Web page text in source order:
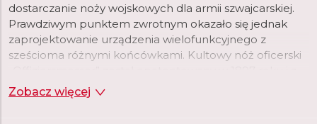
dostarczanie noży wojskowych dla armii szwajcarskiej.
Prawdziwym punktem zwrotnym okazało się jednak
zaprojektowanie urządzenia wielofunkcyjnego z
sześcioma różnymi końcówkami. Kultowy nóż oficerski
miejsca stając się wizytówką marki, pozwalając jej na
zaistnienie na rynkach światowych.
Zobacz więcej